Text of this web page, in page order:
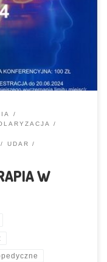
logopedia.uz.zgora.pl/
jeziorem Porusza
w logopedii Prelegenci
UDAR
W